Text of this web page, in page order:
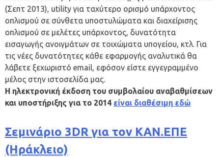
(Σεπτ 2013), utility για ταχύτερο ορισμό υπάρχοντος
οπλισμού σε σύνθετα υποστυλώματα και διαχείρισης
οπλισμού σε μελέτες υπάρχοντος, δυνατότητα
εισαγωγής ανοιγμάτων σε τοιχώματα υπογείου, κτλ. Για
τις νέες δυνατότητες κάθε εφαρμογής αναλυτικά θα
λάβετε ξεχωριστό email, εφόσον είστε εγγεγραμμένο
μέλος στην ιστοσελίδα μας.
Η ηλεκτρονική έκδοση του συμβολαίου αναβαθμίσεων
και υποστήριξης για το 2014 είναι διαθέσιμη εδώ
Σεμινάριο 3DR για τον ΚΑΝ.ΕΠΕ
(Ηράκλειο)